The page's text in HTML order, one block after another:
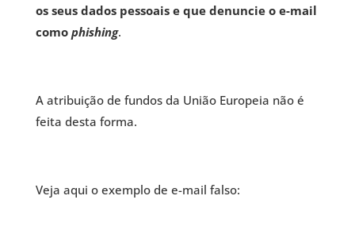
os seus dados pessoais e que denuncie o e-mail
comophishing.
A atribuição de fundos da União Europeia não é
feita desta forma.
Veja aqui o exemplo de e-mail falso: